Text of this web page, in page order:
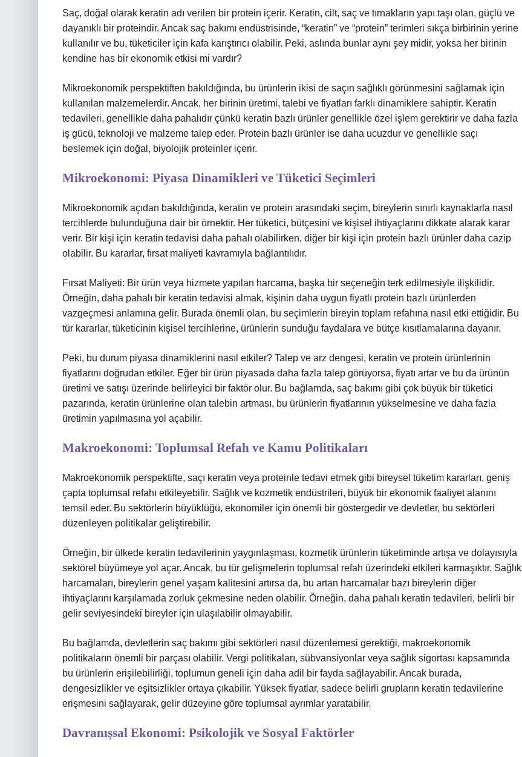
Saç, doğal olarak keratin adı verilen bir protein içerir. Keratin, cilt, saç ve tırnakların yapı taşı olan, güçlü ve
dayanıklı bir proteindir. Ancak saç bakımı endüstrisinde, “keratin” ve “protein” terimleri sıkça birbirinin yerine
kullanılır ve bu, tüketiciler için kafa karıştırıcı olabilir. Peki, aslında bunlar aynı şey midir, yoksa her birinin
kendine has bir ekonomik etkisi mi vardır?
Mikroekonomik perspektiften bakıldığında, bu ürünlerin ikisi de saçın sağlıklı görünmesini sağlamak için
kullanılan malzemelerdir. Ancak, her birinin üretimi, talebi ve fiyatları farklı dinamiklere sahiptir. Keratin
tedavileri, genellikle daha pahalıdır çünkü keratin bazlı ürünler genellikle özel işlem gerektirir ve daha fazla
iş gücü, teknoloji ve malzeme talep eder. Protein bazlı ürünler ise daha ucuzdur ve genellikle saçı
beslemek için doğal, biyolojik proteinler içerir.
Mikroekonomi: Piyasa Dinamikleri ve Tüketici Seçimleri
Mikroekonomik açıdan bakıldığında, keratin ve protein arasındaki seçim, bireylerin sınırlı kaynaklarla nasıl
tercihlerde bulunduğuna dair bir örnektir. Her tüketici, bütçesini ve kişisel ihtiyaçlarını dikkate alarak karar
verir. Bir kişi için keratin tedavisi daha pahalı olabilirken, diğer bir kişi için protein bazlı ürünler daha cazip
olabilir. Bu kararlar, fırsat maliyeti kavramıyla bağlantılıdır.
Fırsat Maliyeti: Bir ürün veya hizmete yapılan harcama, başka bir seçeneğin terk edilmesiyle ilişkilidir.
Örneğin, daha pahalı bir keratin tedavisi almak, kişinin daha uygun fiyatlı protein bazlı ürünlerden
vazgeçmesi anlamına gelir. Burada önemli olan, bu seçimlerin bireyin toplam refahına nasıl etki ettiğidir. Bu
tür kararlar, tüketicinin kişisel tercihlerine, ürünlerin sunduğu faydalara ve bütçe kısıtlamalarına dayanır.
Peki, bu durum piyasa dinamiklerini nasıl etkiler? Talep ve arz dengesi, keratin ve protein ürünlerinin
fiyatlarını doğrudan etkiler. Eğer bir ürün piyasada daha fazla talep görüyorsa, fiyatı artar ve bu da ürünün
üretimi ve satışı üzerinde belirleyici bir faktör olur. Bu bağlamda, saç bakımı gibi çok büyük bir tüketici
pazarında, keratin ürünlerine olan talebin artması, bu ürünlerin fiyatlarının yükselmesine ve daha fazla
üretimin yapılmasına yol açabilir.
Makroekonomi: Toplumsal Refah ve Kamu Politikaları
Makroekonomik perspektifte, saçı keratin veya proteinle tedavi etmek gibi bireysel tüketim kararları, geniş
çapta toplumsal refahı etkileyebilir. Sağlık ve kozmetik endüstrileri, büyük bir ekonomik faaliyet alanını
temsil eder. Bu sektörlerin büyüklüğü, ekonomiler için önemli bir göstergedir ve devletler, bu sektörleri
düzenleyen politikalar geliştirebilir.
Örneğin, bir ülkede keratin tedavilerinin yaygınlaşması, kozmetik ürünlerin tüketiminde artışa ve dolayısıyla
sektörel büyümeye yol açar. Ancak, bu tür gelişmelerin toplumsal refah üzerindeki etkileri karmaşıktır. Sağlık
harcamaları, bireylerin genel yaşam kalitesini artırsa da, bu artan harcamalar bazı bireylerin diğer
ihtiyaçlarını karşılamada zorluk çekmesine neden olabilir. Örneğin, daha pahalı keratin tedavileri, belirli bir
gelir seviyesindeki bireyler için ulaşılabilir olmayabilir.
Bu bağlamda, devletlerin saç bakımı gibi sektörleri nasıl düzenlemesi gerektiği, makroekonomik
politikaların önemli bir parçası olabilir. Vergi politikaları, sübvansiyonlar veya sağlık sigortası kapsamında
bu ürünlerin erişilebilirliği, toplumun geneli için daha adil bir fayda sağlayabilir. Ancak burada,
dengesizlikler ve eşitsizlikler ortaya çıkabilir. Yüksek fiyatlar, sadece belirli grupların keratin tedavilerine
erişmesini sağlayarak, gelir düzeyine göre toplumsal ayrımlar yaratabilir.
Davranışsal Ekonomi: Psikolojik ve Sosyal Faktörler